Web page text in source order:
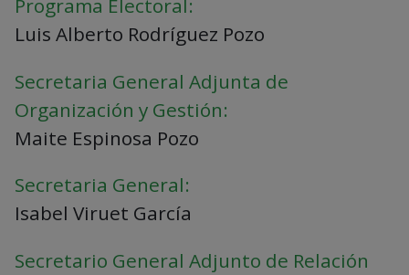
Programa Electoral:
Luis Alberto Rodríguez Pozo
Secretaria General Adjunta de
Organización y Gestión:
Maite Espinosa Pozo
Secretaria General:
Isabel Viruet García
Secretario General Adjunto de Relación